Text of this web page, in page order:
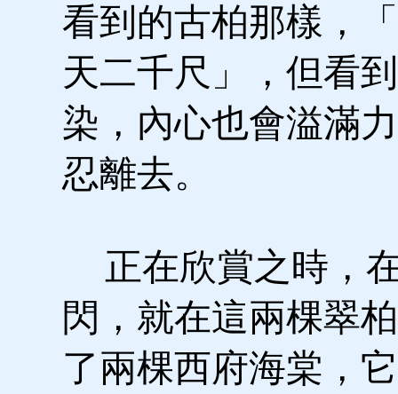
看到的古柏那樣，
天二千尺」，但看
染，內心也會溢滿
忍離去。
正在欣賞之時，
閃，就在這兩棵翠
了兩棵西府海棠，